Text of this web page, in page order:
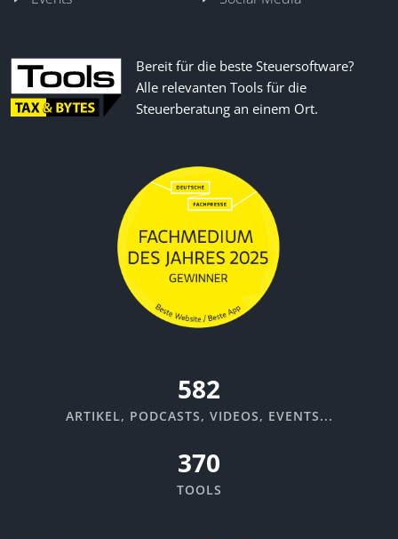
Bereit für die beste Steuersoftware?
Alle relevanten Tools für die
Steuerberatung an einem Ort.
670
ARTIKEL, PODCASTS, VIDEOS, EVENTS...
370
TOOLS